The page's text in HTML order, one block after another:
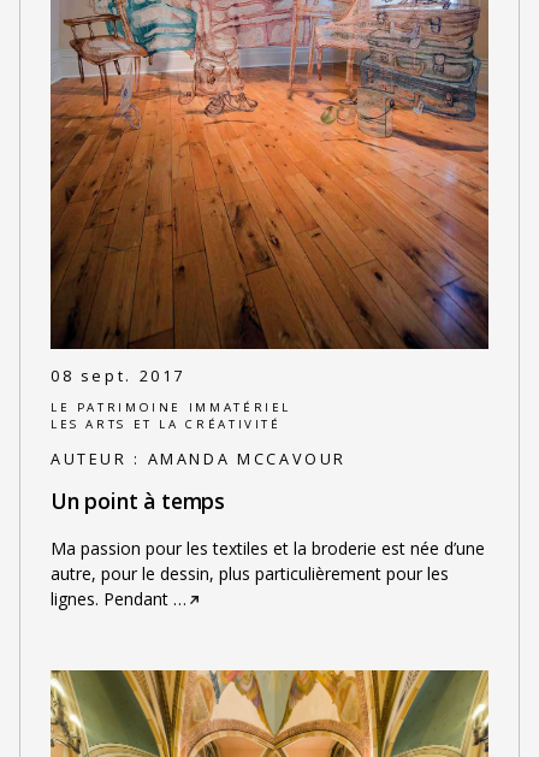
08 sept. 2017
LE PATRIMOINE IMMATÉRIEL
LES ARTS ET LA CRÉATIVITÉ
AUTEUR : AMANDA MCCAVOUR
Un point à temps
Ma passion pour les textiles et la broderie est née d’une
autre, pour le dessin, plus particulièrement pour les
lignes. Pendant…